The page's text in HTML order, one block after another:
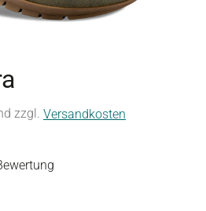
zzgl. Versandkosten